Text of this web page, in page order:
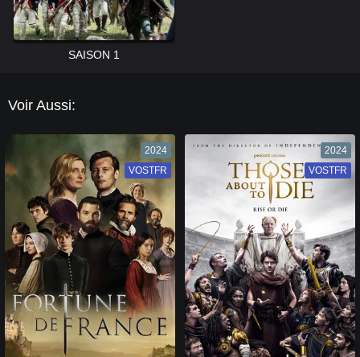
SAISON 1
Voir Aussi:
2024
VF
VOSTFR
2024
VF
VOSTFR